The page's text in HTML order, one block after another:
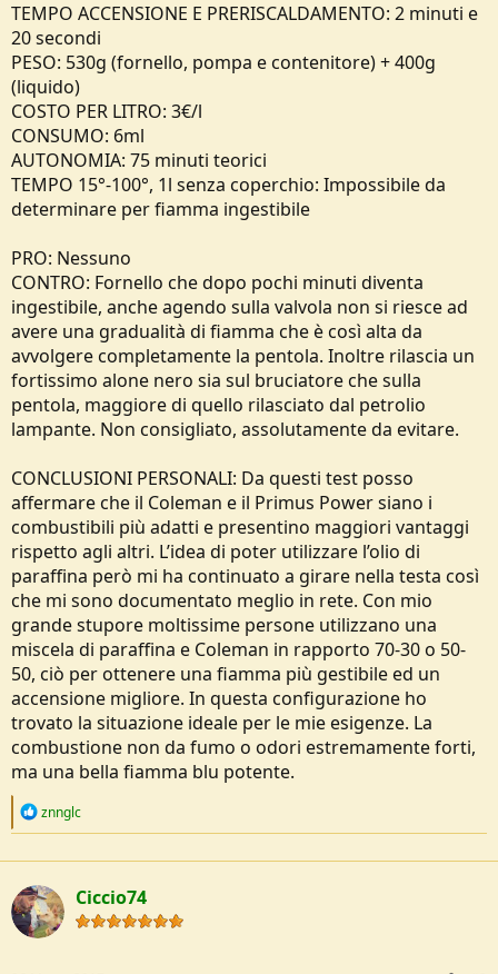
TEMPO ACCENSIONE E PRERISCALDAMENTO: 2 minuti e
20 secondi
PESO: 530g (fornello, pompa e contenitore) + 400g
(liquido)
COSTO PER LITRO: 3€/l
CONSUMO: 6ml
AUTONOMIA: 75 minuti teorici
TEMPO 15°-100°, 1l senza coperchio: Impossibile da
determinare per fiamma ingestibile
PRO: Nessuno
CONTRO: Fornello che dopo pochi minuti diventa
ingestibile, anche agendo sulla valvola non si riesce ad
avere una gradualità di fiamma che è così alta da
avvolgere completamente la pentola. Inoltre rilascia un
fortissimo alone nero sia sul bruciatore che sulla
pentola, maggiore di quello rilasciato dal petrolio
lampante. Non consigliato, assolutamente da evitare.
CONCLUSIONI PERSONALI: Da questi test posso
affermare che il Coleman e il Primus Power siano i
combustibili più adatti e presentino maggiori vantaggi
rispetto agli altri. L’idea di poter utilizzare l’olio di
paraffina però mi ha continuato a girare nella testa così
che mi sono documentato meglio in rete. Con mio
grande stupore moltissime persone utilizzano una
miscela di paraffina e Coleman in rapporto 70-30 o 50-
50, ciò per ottenere una fiamma più gestibile ed un
accensione migliore. In questa configurazione ho
trovato la situazione ideale per le mie esigenze. La
combustione non da fumo o odori estremamente forti,
ma una bella fiamma blu potente.
R
c
t
i
o
n
:
znnglc
Ciccio74